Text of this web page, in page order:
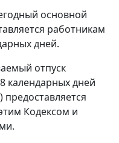
основной
работникам
дней.
отпуск
календарных дней
Кодексом и